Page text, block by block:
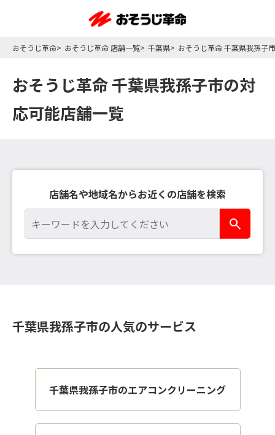
おそうじ革命 おそうじ革命 店舗一覧 千葉県 おそうじ革命 千葉県我孫子
おそうじ革命 千葉県我孫子市の対
応可能店舗一覧
店舗名や地域名からお近くの店舗を検索
千葉県我孫子市の人気のサービス
千葉県我孫子市のエアコンクリーニング